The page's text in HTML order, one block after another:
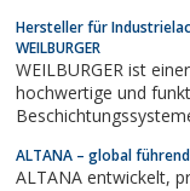
Hersteller für
WEILBURGER
WEILBURGER ist
hochwertige und
ALTANA – global
ALTANA entwickelt, produziert und vertreibt hochwertige,